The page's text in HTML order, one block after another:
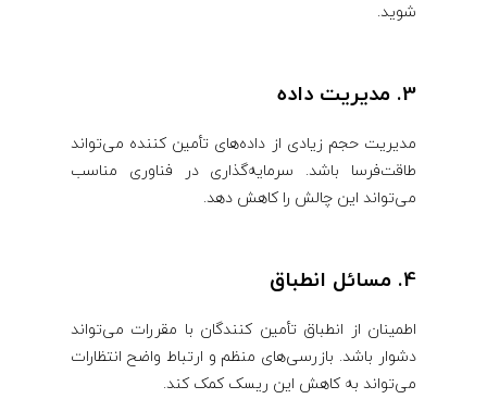
شوید.
3. مدیریت داده
مدیریت حجم زیادی از داده‌های تأمین‌ کننده می‌تواند
طاقت‌فرسا باشد. سرمایه‌گذاری در فناوری مناسب
می‌تواند این چالش را کاهش دهد.
4. مسائل انطباق
اطمینان از انطباق تأمین ‌کنندگان با مقررات می‌تواند
دشوار باشد. بازرسی‌های منظم و ارتباط واضح انتظارات
می‌تواند به کاهش این ریسک کمک کند.